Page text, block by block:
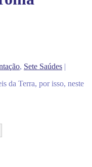
, Sete Saúdes |
​​da Terra, por isso, neste